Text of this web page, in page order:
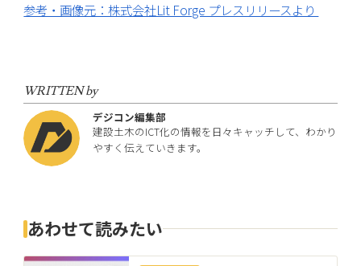
参考・画像元：株式会社Lit Forge プレスリリースより
WRITTEN by
デジコン編集部
建設土木のICT化の情報を日々キャッチして、わかり
やすく伝えていきます。
あわせて読みたい